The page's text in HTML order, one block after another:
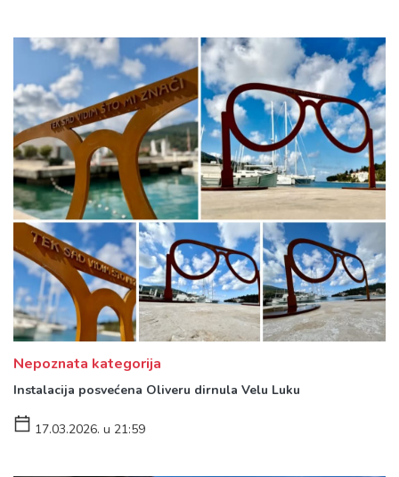
Nepoznata kategorija
Instalacija posvećena Oliveru dirnula Velu Luku
17.03.2026. u 21:59